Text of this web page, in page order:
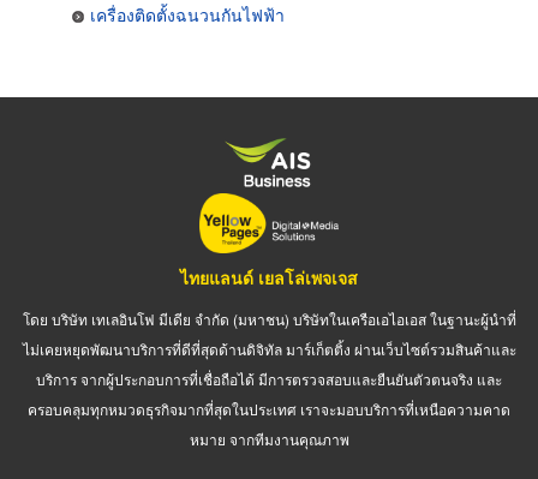
เครื่องติดตั้งฉนวนกันไฟฟ้า
ไทยแลนด์ เยลโล่เพจเจส
โดย บริษัท เทเลอินโฟ มีเดีย จำกัด (มหาชน) บริษัทในเครือเอไอเอส ในฐานะผู้นำที่
ไม่เคยหยุดพัฒนาบริการที่ดีที่สุดด้านดิจิทัล มาร์เก็ตติ้ง ผ่านเว็บไซต์รวมสินค้าและ
บริการ จากผู้ประกอบการที่เชื่อถือได้ มีการตรวจสอบและยืนยันตัวตนจริง และ
ครอบคลุมทุกหมวดธุรกิจมากที่สุดในประเทศ เราจะมอบบริการที่เหนือความคาด
หมาย จากทีมงานคุณภาพ